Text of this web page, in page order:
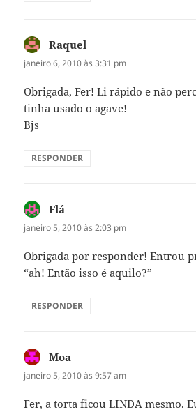
Raquel
janeiro 6, 2010 às 3:31 pm
Obrigada, Fer! Li rápido e não
tinha usado o agave!
Bjs
RESPONDER
Flá
janeiro 5, 2010 às 2:03 pm
Obrigada por responder! Entrou
“ah! Então isso é aquilo?”
RESPONDER
Moa
janeiro 5, 2010 às 9:57 am
Fer, a torta ficou LINDA mesmo.